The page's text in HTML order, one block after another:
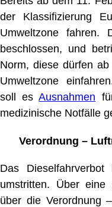
der Klassifizierung
Umweltzone fahren.
beschlossen, und
Norm, diese dürfen
Umweltzone
soll esAusnahmen
medizinische Notfälle
Verordnung –
Das
umstritten. Über eine
über die Verordnung –